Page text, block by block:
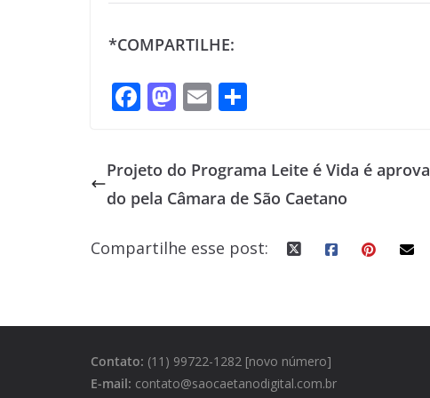
*COMPARTILHE:
F
b
o
o
k
M
d
o
n
E
l e
Projeto do Programa Leite é Vida é aprova
do pela Câmara de São Caetano
Compartilhe esse post:
Contato: (11) 99722-1282 [novo número]
E-mail: contato@saocaetanodigital.com.br